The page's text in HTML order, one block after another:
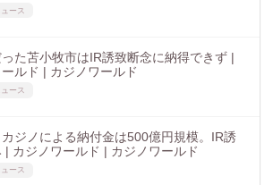
ース
た苫小牧市はIR誘致断念に納得できず |
ルド | カジノワールド
ース
ジノによる納付金は500億円規模。IR誘
| カジノワールド | カジノワールド
ース